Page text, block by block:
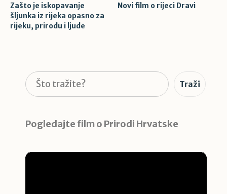
Zašto je iskopavanje
šljunka iz rijeka opasno za
rijeku, prirodu i ljude
Novi film o rijeci Dravi
Pretraga Traži
Pogledajte film o Prirodi Hrvatske